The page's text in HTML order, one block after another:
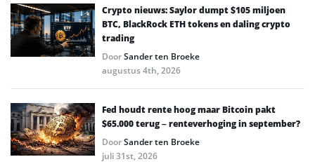
Crypto nieuws: Saylor dumpt $105 miljoen
BTC, BlackRock ETH tokens en daling crypto
trading
DoorSander ten Broeke
augustus 4th, 2026
Fed houdt rente hoog maar Bitcoin pakt
$65.000 terug – renteverhoging in september?
DoorSander ten Broeke
juli 31st, 2026